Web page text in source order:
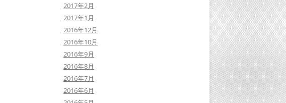
2017年2月
2017年1月
2016年12月
2016年10月
2016年9月
2016年8月
2016年7月
2016年6月